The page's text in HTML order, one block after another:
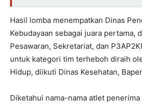
Hasil lomba menempatkan Dinas
Kebudayaan sebagai juara pertama,
Pesawaran, Sekretariat, dan
untuk kategori tim terheboh diraih
Hidup, diikuti Dinas Kesehatan,
Diketahui nama-nama atlet